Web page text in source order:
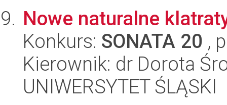
Nowe naturalne
Konkurs: SONATA 20 ,
Kierownik: dr Dorota
UNIWERSYTET ŚLĄSKI